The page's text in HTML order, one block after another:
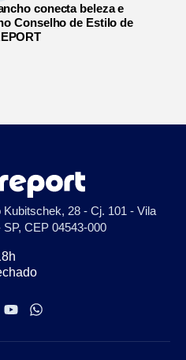
conecta beleza e
Conselho de Estilo de
28 - Cj. 101 - Vila
CEP 04543-000